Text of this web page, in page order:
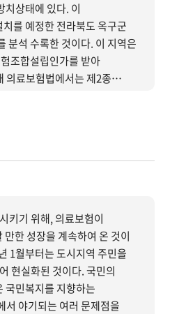
상태에 있다. 이
를 예정한 전라북도 옥구군
분석 수록한 것이다. 이 지역은
조합설립인가를 받아
의료보험법에서는 제2종
보더라도 그 조합운영은
의 모색이 아쉽다. 조속한
키기 위해, 의료보험이
한 성장을 계속하여 온 것이
1월부터는 도시지역 주민을
현실화된 것이다. 국민의
국민복지를 지향하는
서 야기되는 여러 문제점을